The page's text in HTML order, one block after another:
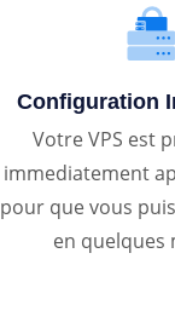
Configuration
Votre VPS est
immediatement
pour que vous
en quelques